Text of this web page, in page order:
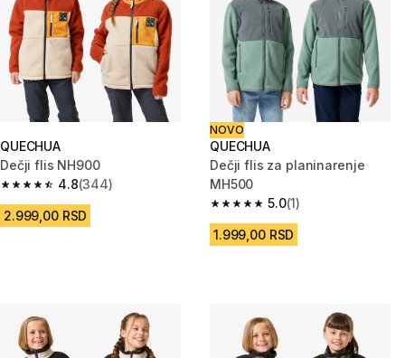
QUECHUA
Dečji flis NH900
4.8
4.8 od 5 zvezdica from 344 Recenzije
(344)
2.999,00 RSD
NOVO
QUECHUA
Dečji flis za planinarenje
MH500
5.0
5.0 od 5 zvezdica from 1
(1)
1.999,00 RSD